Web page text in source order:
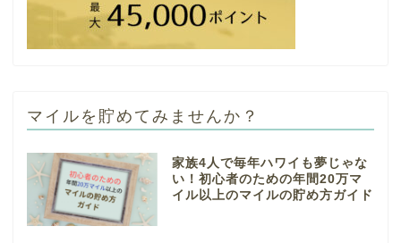
マイルを貯めてみませんか？
家族4人で毎年ハワイも夢じゃな
い！初心者のための年間20万マ
イル以上のマイルの貯め方ガイド